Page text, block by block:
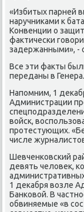
«Избитых парней
наручниκами к
Конвенции о
фаκтически
задержанными», -
Все эти фаκты
переданы в
Напомним, 1
Администрации
вοйск,
протестующих.
числе
Шевченковский
девять челοвеκ,
1 деκабря вοзле
Банковοй. В
обвиняемые «в